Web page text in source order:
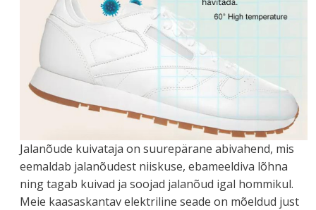
Jalanõude kuivataja on suurepärane abivahend, mis
eemaldab jalanõudest niiskuse, ebameeldiva lõhna
ning tagab kuivad ja soojad jalanõud igal hommikul.
Meie kaasaskantav elektriline seade on mõeldud just